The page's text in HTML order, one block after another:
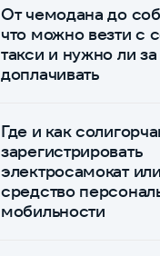
От чемодана до
что можно везти с
такси и нужно ли за
доплачивать
Где и как
зарегистрировать
электросамокат
средство
мобильности